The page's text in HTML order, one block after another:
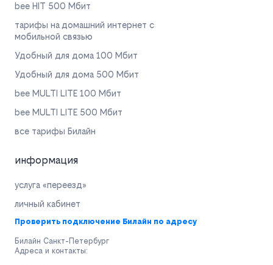
bee HIT 500 Мбит
тарифы на домашний интернет с
мобильной связью
Удобный для дома 100 Мбит
Удобный для дома 500 Мбит
bee MULTI LITE 100 Мбит
bee MULTI LITE 500 Мбит
все тарифы Билайн
информация
услуга «переезд»
личный кабинет
Проверить подключение Билайн по адресу
Билайн Санкт-Петербург
Адреса и контакты: